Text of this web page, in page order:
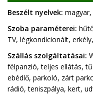
Beszélt nyelvek:
Szoba paraméterei:
TV, légkondicionált,
Szállás szolgáltatásai:
félpanzió, teljes ellátás,
ebédlő, parkoló, zárt
rádió, teniszpálya, kert,